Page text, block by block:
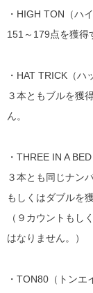
・HIGH TON（ハイ
151～179点を獲得
・HAT TRICK（ハ
３本ともブルを獲
ん。
・THREE IN A
３本とも同じナン
もしくはダブルを
（９カウントもし
はなりません。）
・TON80（トンエ